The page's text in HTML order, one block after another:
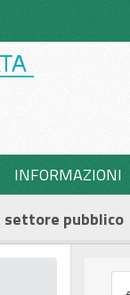
INFORMAZIONI
settore pubblico